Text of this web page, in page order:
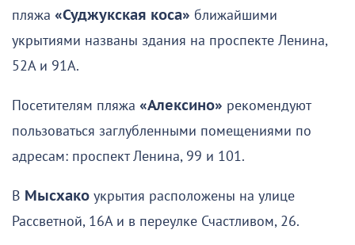
пляжа «Суджукская коса» ближайшими
укрытиями названы здания на проспекте Ленина,
52А и 91А.
Посетителям пляжа «Алексино» рекомендуют
пользоваться заглубленными помещениями по
адресам: проспект Ленина, 99 и 101.
В Мысхако укрытия расположены на улице
Рассветной, 16А и в переулке Счастливом, 26.